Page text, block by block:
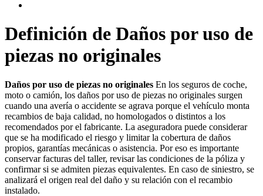
Definición de Daños por uso de
piezas no originales
Daños por uso de piezas no originales En los seguros de coche,
moto o camión, los daños por uso de piezas no originales surgen
cuando una avería o accidente se agrava porque el vehículo monta
recambios de baja calidad, no homologados o distintos a los
recomendados por el fabricante. La aseguradora puede considerar
que se ha modificado el riesgo y limitar la cobertura de daños
propios, garantías mecánicas o asistencia. Por eso es importante
conservar facturas del taller, revisar las condiciones de la póliza y
confirmar si se admiten piezas equivalentes. En caso de siniestro, se
analizará el origen real del daño y su relación con el recambio
instalado.